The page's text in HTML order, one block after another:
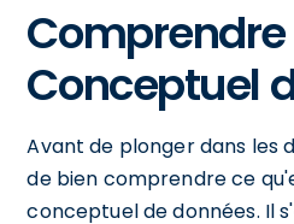
Conceptuel
Avant de plonger dans les
de bien comprendre ce
conceptuel de données. Il